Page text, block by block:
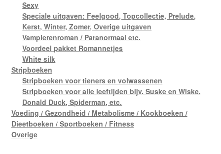
Sexy
Speciale uitgaven: Feelgood, Topcollectie, Prelude,
Kerst, Winter, Zomer, Overige uitgaven
Vampierenroman / Paranormaal etc.
Voordeel pakket Romannetjes
White silk
Stripboeken
Stripboeken voor tieners en volwassenen
Stripboeken voor alle leeftijden bijv. Suske en Wiske,
Donald Duck, Spiderman, etc.
Voeding / Gezondheid / Metabolisme / Kookboeken /
Dieetboeken / Sportboeken / Fitness
Overige